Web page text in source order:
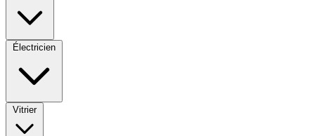
Électricien
Vitrier